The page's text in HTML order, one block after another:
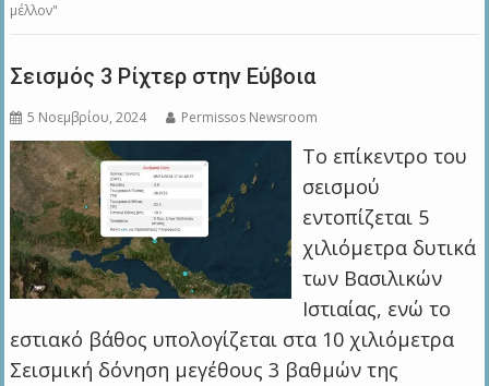
μέλλον"
Σεισμός 3 Ρίχτερ στην Εύβοια
5 Νοεμβρίου, 2024 Permissos Newsroom
Το επίκεντρο του
σεισμού
εντοπίζεται 5
χιλιόμετρα δυτικά
των Βασιλικών
Ιστιαίας, ενώ το
εστιακό βάθος υπολογίζεται στα 10 χιλιόμετρα
Σεισμική δόνηση μεγέθους 3 βαθμών της